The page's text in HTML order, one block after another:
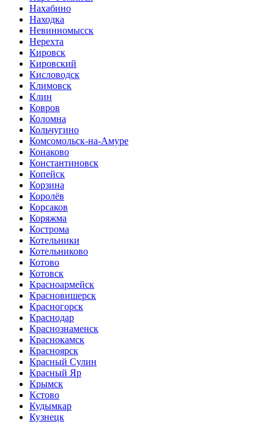
Нахабино
Находка
Невинномысск
Нерехта
Кировск
Кировский
Кисловодск
Климовск
Клин
Ковров
Коломна
Кольчугино
Комсомольск-на-Амуре
Конаково
Константиновск
Копейск
Корзина
Королёв
Корсаков
Коряжма
Кострома
Котельники
Котельниково
Котово
Котовск
Красноармейск
Красновишерск
Красногорск
Краснодар
Краснознаменск
Краснокамск
Красноярск
Красный Сулин
Красный Яр
Крымск
Кстово
Кудымкар
Кузнецк